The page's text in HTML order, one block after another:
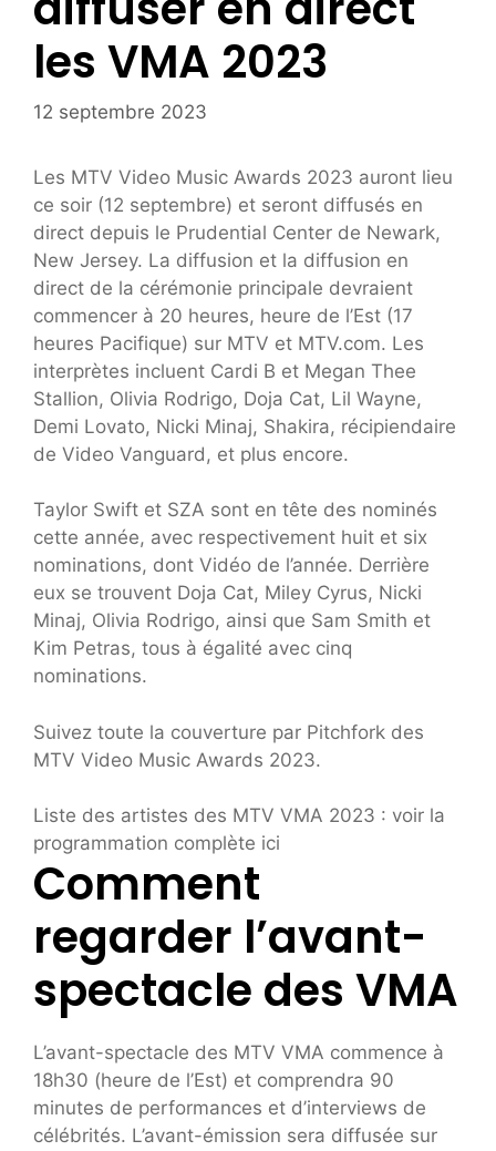
les VMA 2023
12 septembre 2023
Les MTV Video Music Awards 2023 auront lieu
ce soir (12 septembre) et seront diffusés en
direct depuis le Prudential Center de Newark,
New Jersey. La diffusion et la diffusion en
direct de la cérémonie principale devraient
commencer à 20 heures, heure de l’Est (17
heures Pacifique) sur MTV et MTV.com. Les
interprètes incluent Cardi B et Megan Thee
Stallion, Olivia Rodrigo, Doja Cat, Lil Wayne,
Demi Lovato, Nicki Minaj, Shakira, récipiendaire
de Video Vanguard, et plus encore.
Taylor Swift et SZA sont en tête des nominés
cette année, avec respectivement huit et six
nominations, dont Vidéo de l’année. Derrière
eux se trouvent Doja Cat, Miley Cyrus, Nicki
Minaj, Olivia Rodrigo, ainsi que Sam Smith et
Kim Petras, tous à égalité avec cinq
nominations.
Suivez toute la couverture par Pitchfork des
MTV Video Music Awards 2023.
Liste des artistes des MTV VMA 2023 : voir la
programmation complète ici
Comment
regarder l’avant-
spectacle des VMA
L’avant-spectacle des MTV VMA commence à
18h30 (heure de l’Est) et comprendra 90
minutes de performances et d’interviews de
célébrités. L’avant-émission sera diffusée sur